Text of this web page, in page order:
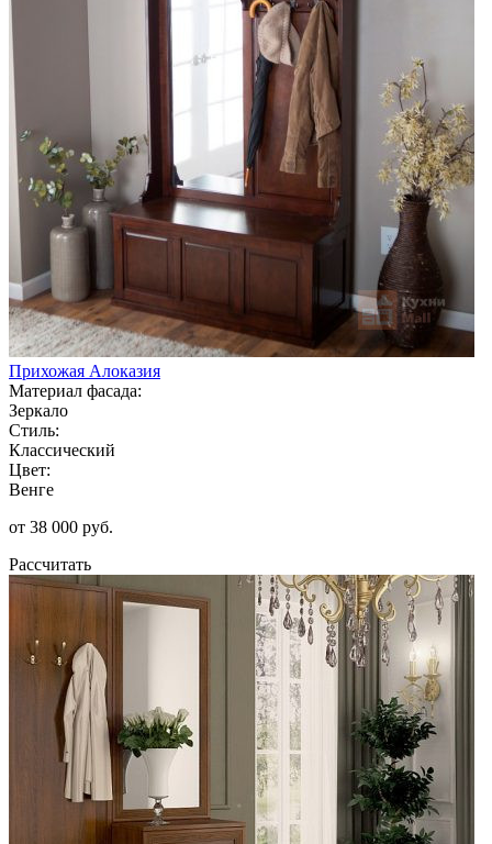
Прихожая Алоказия
Материал фасада:
Зеркало
Стиль:
Классический
Цвет:
Венге
от 38 000 руб.
Рассчитать